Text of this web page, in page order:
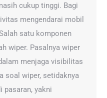
cukup tinggi. Bagi
mengendarai mobil
satu komponen
wiper. Pasalnya wiper
menjaga visibilitas
soal wiper, setidaknya
pasaran, yakni